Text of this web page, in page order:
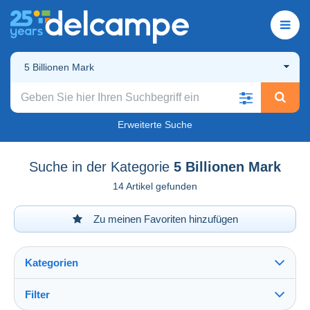
5 Billionen Mark
Erweiterte Suche
Suche in der Kategorie 5 Billionen Mark
14 Artikel gefunden
Zu meinen Favoriten hinzufügen
Kategorien
Filter